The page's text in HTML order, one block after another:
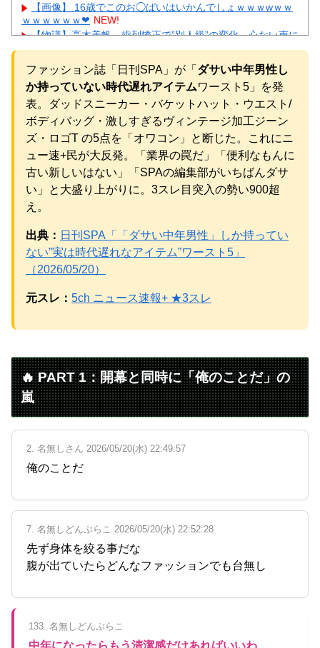
【画像】 16歳でこのお◯ぱいはいかんでしょｗｗｗwｗｗ
ｗｗｗｗｗｗ❤ NEW!
【物議】高木美帆、歯列矯正で”別人級”の変化→心ない声に
ガル民ブチギレ擁護ｗｗｗ NEW!
彼氏が『この車』買おうとして私とケンカになってるんだ
けどｗｗｗｗｗｗ NEW!
【画像】 まま「なんかプール入ってたら学生にめっちゃ見
られたw」 NEW!
【悲報】彼氏の浮気に激怒→賃貸を椅子でフルボッコにし
た女性にガル民総ツッコミｗｗｗ
元AKB社長、22億円申告漏れ 乃木坂46運営会社の株式を
パチンコ京楽産業に譲渡【ノース・リバー】【窪田康志】
元AKB社長、22億円申告漏れ 乃木坂46運営会社の株式を
パチンコ京楽産業に譲渡【ノース・リバー】【窪田康志】
Powered by livedoor 相互RSS
ファッション誌「日刊SPA」が「 ダサい中年男性し
か持っていない時代遅れアイテムワースト5」を発
表。ダッドスニーカー・バケットハット・ウエスト/
ボディバッグ・激しすぎるヴィンテージ加工ジーン
ズ・ロゴT の5点を「オワコン」と断じた。これにニ
ュー速+民が大反発。「業界の罠だ」「便利なもんに
古い新しいはない」「SPAの編集部がいちばんダサ
い」と大盛り上がりに。3スレ目突入の勢い900超
え。
出典： 日刊SPA「「ダサい中年男性」しか持ってい
ない”実は時代遅れなアイテム”ワースト5」
（2026/05/20）
元スレ： 5ch ニュース速報+ ★3スレ
🔥 PART 1：開幕と同時に「俺のことだ」の
嵐
2. 名無しさん 2026/05/20(水) 22:49:57
俺のことだ
7. 名無しどんぶらこ 2026/05/20(水) 22:52:28
先ず身体を絞る事だな
腹が出ていたらどんなファッションでも台無し
133. 名無しどんぶらこ